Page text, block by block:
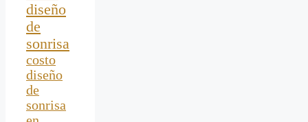
diseño
de
sonrisa
costo
diseño
de
sonrisa